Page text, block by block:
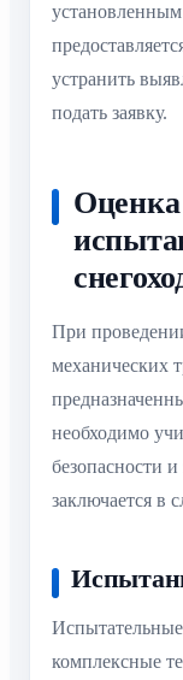
устранить
подать заявку.
Оценка
При
механических
необходимо
безопасности
заключается в
комплексные